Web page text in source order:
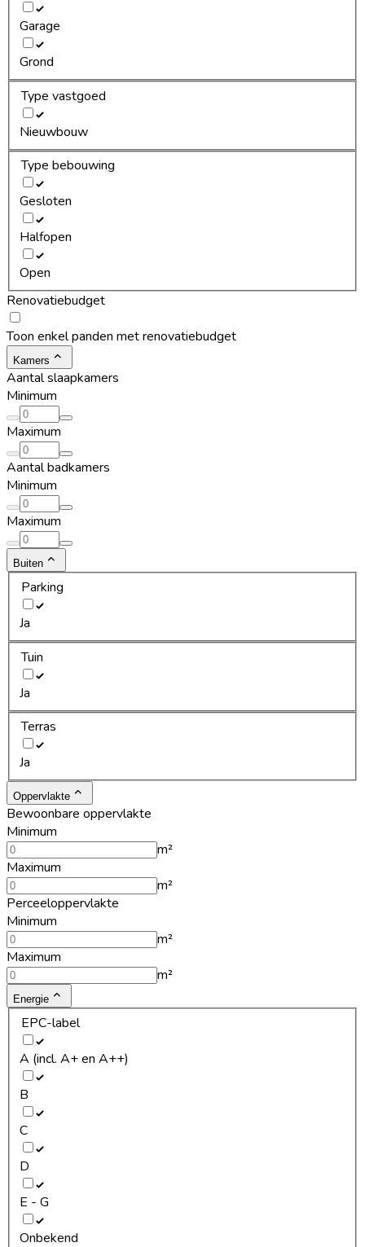
Garage
Grond
Type vastgoed
Nieuwbouw
Type bebouwing
Gesloten
Halfopen
Open
Renovatiebudget
Toon enkel panden met renovatiebudget
Kamers
Aantal slaapkamers
Minimum
Maximum
Aantal badkamers
Minimum
Maximum
Buiten
Parking
Ja
Tuin
Ja
Terras
Ja
Oppervlakte
Bewoonbare oppervlakte
Minimum
m²
Maximum
m²
Perceeloppervlakte
Minimum
m²
Maximum
m²
Energie
EPC-label
A (incl. A+ en A++)
B
C
D
E - G
Onbekend